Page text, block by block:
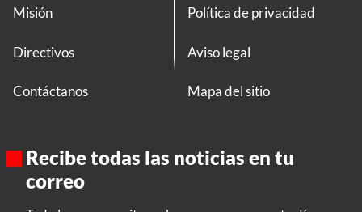
Misión
Directivos
Contáctanos
Política de privacidad
Aviso legal
Mapa del sitio
Recibe todas las noticias en tu
correo